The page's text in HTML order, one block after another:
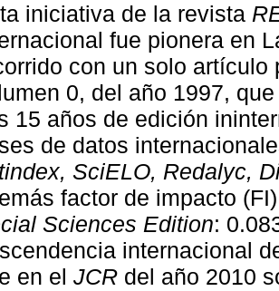
iniciativa de la revista
fue pionera en
con un solo
0, del año 1997,
15 años de edición
de datos
SciELO, Redalyc,
factor de impacto
Sciences Edition:
internacional
en el JCR del año 2010